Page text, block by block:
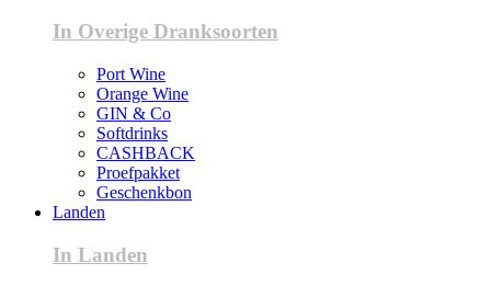
In Overige Dranksoorten
Port Wine
Orange Wine
GIN & Co
Softdrinks
CASHBACK
Proefpakket
Geschenkbon
Landen
In Landen